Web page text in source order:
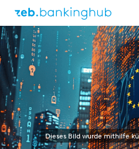
Dieses Bild wurde mithilfe